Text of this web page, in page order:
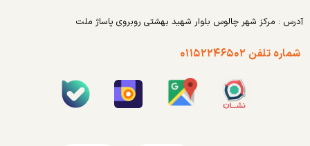
آدرس : مرکز شهر چالوس بلوار شهید بهشتی روبروی پاساژ ملت
شماره تلفن ۰۱۱۵۲۲۴۶۵۰۲